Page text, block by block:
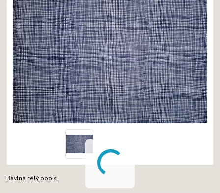
Bavlna celý popis